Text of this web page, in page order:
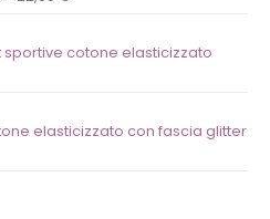
sportive cotone elasticizzato
elasticizzato con fascia glitter